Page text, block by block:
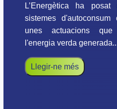
L’Energètica ha
sistemes
unes actuacions que
l'energia verda
Llegir-ne més